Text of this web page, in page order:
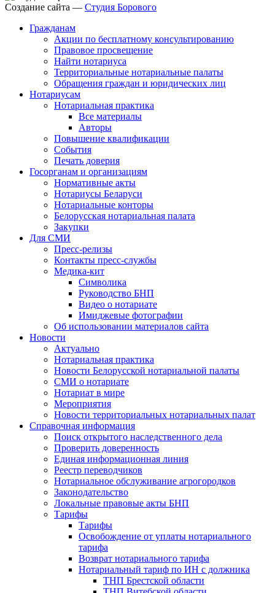
Создание сайта — Студия Борового
Гражданам
Акции по бесплатному консультированию
Правовое просвещение
Найти нотариуса
Территориальные нотариальные палаты
Обращения граждан и юридических лиц
Нотариусам
Нотариальная практика
Все материалы
Авторы
Повышение квалификации
События
Печать доверия
Госорганам и организациям
Нормативные акты
Нотариусы Беларуси
Нотариальные конторы
Белорусская нотариальная палата
Закупки
Для СМИ
Пресс-релизы
Контакты пресс-службы
Медика-кит
Символика
Руководство БНП
Видео о нотариате
Имиджевые фотографии
Об использовании материалов сайта
Новости
Актуально
Нотариальная практика
Новости Белорусской нотариальной палаты
СМИ о нотариате
Нотариат в мире
Мероприятия
Новости территориальных нотариальных палат
Справочная информация
Поиск открытого наследственного дела
Проверить доверенность
Единая информационная линия
Реестр переводчиков
Нотариальное обслуживание агрогородков
Законодательство
Локальные правовые акты БНП
Тарифы
Тарифы
Освобождение от уплаты нотариального
тарифа
Возврат нотариального тарифа
Нотариальный тариф по ИН с должника
ТНП Брестской области